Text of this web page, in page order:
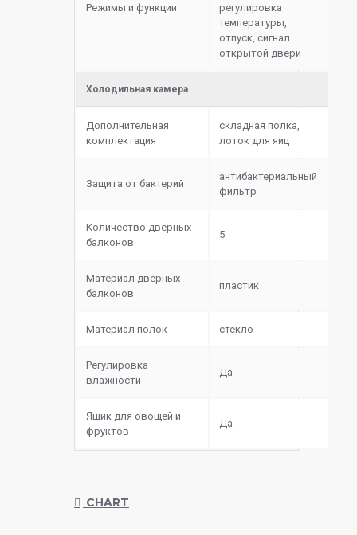
Режимы и функции
регулировка
температуры,
отпуск, сигнал
открытой двери
Холодильная камера
Дополнительная
комплектация
складная полка,
лоток для яиц
Защита от бактерий
антибактериальный
фильтр
Количество дверных
балконов
5
Материал дверных
балконов
пластик
Материал полок стекло
Регулировка
влажности
Да
Ящик для овощей и
фруктов
Да
CHART